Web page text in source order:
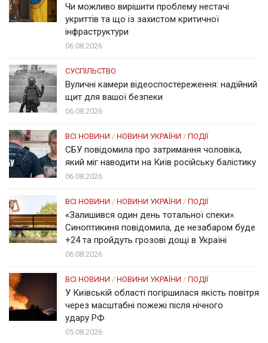
Чи можливо вирішити проблему нестачі
укриттів та що із захистом критичної
інфраструктури
06.08.2026
СУСПІЛЬСТВО
Вуличні камери відеоспостереження: надійний
щит для вашої безпеки
06.08.2026
ВСІ НОВИНИ / НОВИНИ УКРАЇНИ / ПОДІЇ
СБУ повідомила про затримання чоловіка,
який міг наводити на Київ російську балістику
06.08.2026
ВСІ НОВИНИ / НОВИНИ УКРАЇНИ / ПОДІЇ
«Залишився один день тотальної спеки».
Синоптикиня повідомила, де незабаром буде
+24 та пройдуть грозові дощі в Україні
06.08.2026
ВСІ НОВИНИ / НОВИНИ УКРАЇНИ / ПОДІЇ
У Київській області погіршилася якість повітря
через масштабні пожежі після нічного
удару РФ
05.08.2026